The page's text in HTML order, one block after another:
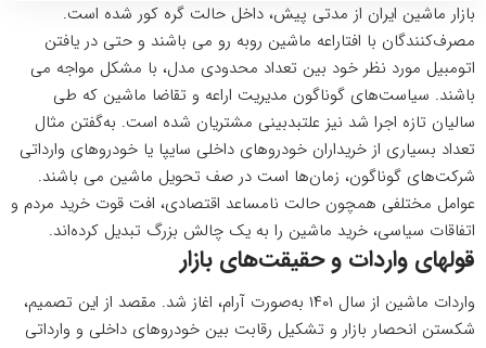
بازار ماشین ایران از مدتی پیش، داخل حالت گره کور شده است.
مصرف‌کنندگان با افتاراعه ماشین روبه رو می باشند و حتی در یافتن
اتومبیل مورد نظر خود بین تعداد محدودی مدل، با مشکل مواجه می
باشند. سیاست‌های گوناگون مدیریت اراعه و تقاضا ماشین که طی
سالیان تازه اجرا شد نیز علتبدبینی مشتریان شده است. به‌گفتن مثال
تعداد بسیاری از خریداران خودروهای داخلی سایپا یا خودروهای وارداتی
شرکت‌های گوناگون، زمان‌ها است در صف تحویل ماشین می باشند.
عوامل مختلفی همچون حالت نامساعد اقتصادی، افت قوت خرید مردم و
اتفاقات سیاسی، خرید ماشین را به یک چالش بزرگ تبدیل کرده‌اند.
قولهای واردات و حقیقت‌های بازار
واردات ماشین از سال ۱۴۰۱ به‌صورت آرام، اغاز شد. مقصد از این تصمیم،
شکستن انحصار بازار و تشکیل رقابت بین خودروهای داخلی و وارداتی